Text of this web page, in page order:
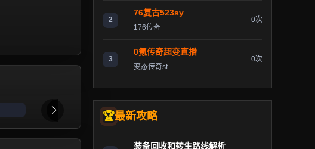
2
76复古523sy
176传奇
0次
3
0氪传奇超变直播
变态传奇sf
0次
最新攻略
装备回收和转生路线解析